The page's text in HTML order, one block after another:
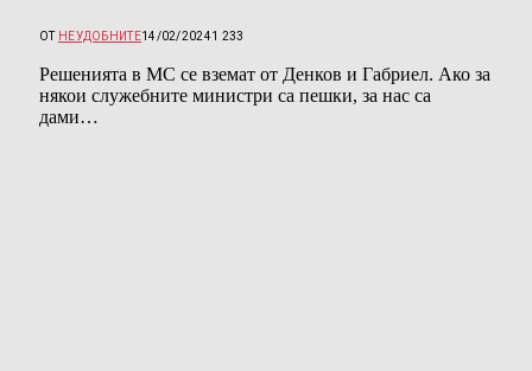
ОТ НЕУДОБНИТЕ14/02/20241 233
Решенията в МС се вземат от Денков и Габриел. Ако за
някои служебните министри са пешки, за нас са
дами…